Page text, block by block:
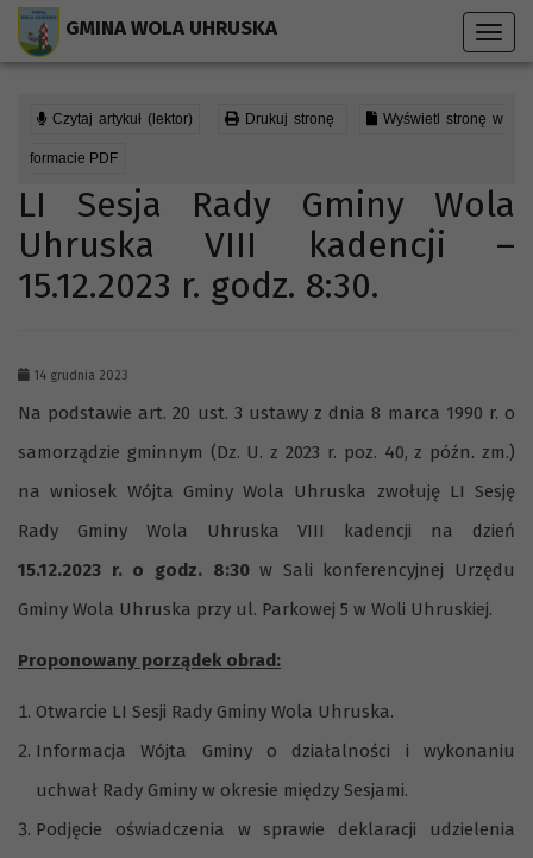
GMINA WOLA UHRUSKA
Czytaj artykuł (lektor) Drukuj stronę Wyświetl stronę w
formacie PDF
LI Sesja Rady Gminy Wola
Uhruska VIII kadencji –
15.12.2023 r. godz. 8:30.
14 grudnia 2023
Na podstawie art. 20 ust. 3 ustawy z dnia 8 marca 1990 r. o
samorządzie gminnym (Dz. U. z 2023 r. poz. 40, z późn. zm.)
na wniosek Wójta Gminy Wola Uhruska zwołuję LI Sesję
Rady Gminy Wola Uhruska VIII kadencji na dzień
15.12.2023 r. o godz. 8:30w Sali konferencyjnej Urzędu
Gminy Wola Uhruska przy ul. Parkowej 5 w Woli Uhruskiej.
Proponowany porządek obrad:
Otwarcie LI Sesji Rady Gminy Wola Uhruska.
Informacja Wójta Gminy o działalności i wykonaniu
uchwał Rady Gminy w okresie między Sesjami.
Podjęcie oświadczenia w sprawie deklaracji udzielenia